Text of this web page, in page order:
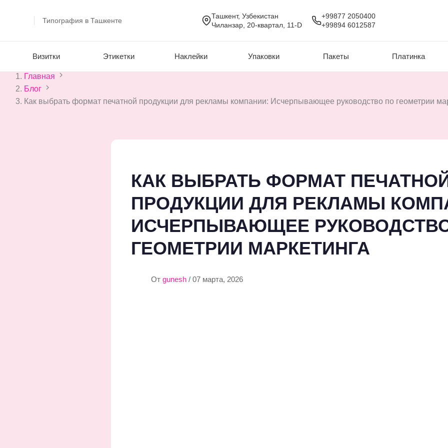
content
Типография в Ташкенте
Ташкент, Узбекистан
Чиланзар, 20-квартал, 11-D
+99877 2050400
+99894 6012587
Визитки Этикетки Наклейки Упаковки Пакеты Платинка
Главная
Блог
Как выбрать формат печатной продукции для рекламы компании: Исчерпывающее руководство по геометрии
КАК ВЫБРАТЬ ФОРМАТ
ПРОДУКЦИИ ДЛЯ РЕКЛАМЫ
ИСЧЕРПЫВАЮЩЕЕ
ГЕОМЕТРИИ МАРКЕТИНГА
От gunesh / 07 марта, 2026